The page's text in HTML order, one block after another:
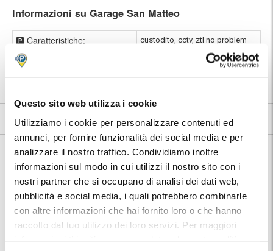
Questo sito web utilizza i cookie
Utilizziamo i cookie per personalizzare contenuti ed
annunci, per fornire funzionalità dei social media e per
analizzare il nostro traffico. Condividiamo inoltre
informazioni sul modo in cui utilizzi il nostro sito con i
nostri partner che si occupano di analisi dei dati web,
pubblicità e social media, i quali potrebbero combinarle
con altre informazioni che hai fornito loro o che hanno
raccolto dal tuo utilizzo dei loro servizi. Per maggiori
Informazioni su Garage San Matteo
🅿️ Caratteristiche: custodito, cctv, ztl no problem
⭐ Votato dai clienti:
7.3 28 recensioniVedi tutte
Il parcheggio si trova a pochi passi da via Roma, lungo e ampio viale
cittadino, in cui transitano diverse linee di autobus che permettono di
raggiungere in circa 10 minuti la stazione ferroviaria di Palermo
situati a breve distanza e raggiungibili a piedi. Segnaliamo ad
esempio: